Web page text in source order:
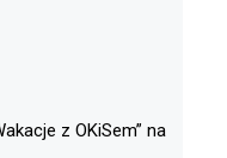
z OKiSem” na